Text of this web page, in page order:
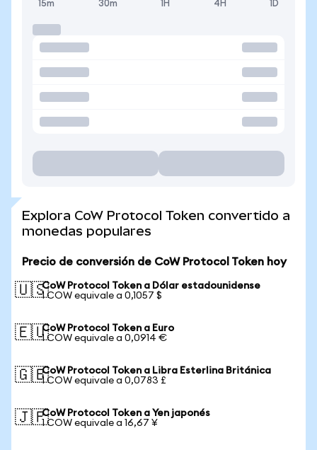
15m 30m 1H 4H 1D
Explora CoW Protocol Token convertido a
monedas populares
Precio de conversión de CoW Protocol Token hoy
🇺🇸CoW Protocol Token a Dólar estadounidense
1 COW equivale a 0,1057 $
🇪🇺CoW Protocol Token a Euro
1 COW equivale a 0,0914 €
🇬🇧CoW Protocol Token a Libra Esterlina Británica
1 COW equivale a 0,0783 £
🇯🇵CoW Protocol Token a Yen japonés
1 COW equivale a 16,67 ¥